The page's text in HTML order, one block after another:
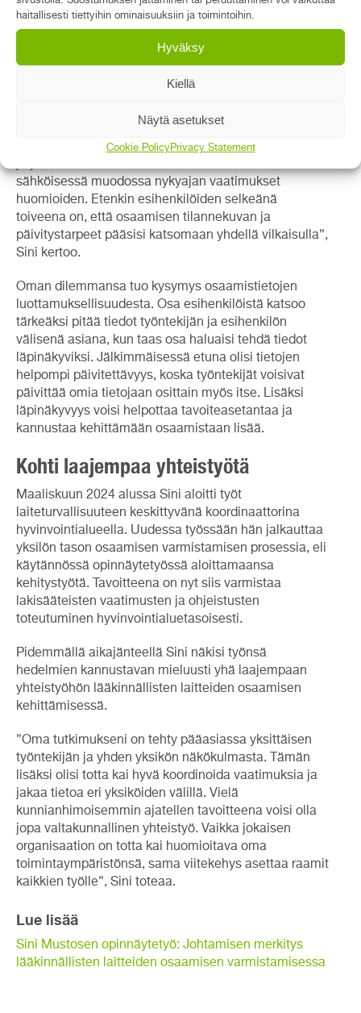
haitallisesti tiettyihin ominaisuuksiin ja toimintoihin.
Hyväksy
Kiellä
Näytä asetukset
Cookie PolicyPrivacy Statement
laitevalmistajien ja oman organisaation koulutukset,
verkkokurssit, kehityskeskustelut, vuosikellot, ohjatun
perehdytyksen ja harjoittelun sekä näyttöpohjaisen
osaamisen varmistamisen. Suunnitelmallisen
prosessin lisäksi tutkimuksessa nousi esiin työn
järjestelmäratkaisulla.
”Konsensus oli, että osaamisen seurannan
sähköisessä muodossa nykyajan vaatimukset
huomioiden. Etenkin esihenkilöiden selkeänä
toiveena on, että osaamisen tilannekuvan ja
päivitystarpeet pääsisi katsomaan yhdellä vilkaisulla”,
Sini kertoo.
Oman dilemmansa tuo kysymys osaamistietojen
luottamuksellisuudesta. Osa esihenkilöistä katsoo
tärkeäksi pitää tiedot työntekijän ja esihenkilön
välisenä asiana, kun taas osa haluaisi tehdä tiedot
läpinäkyviksi. Jälkimmäisessä etuna olisi tietojen
helpompi päivitettävyys, koska työntekijät voisivat
päivittää omia tietojaan osittain myös itse. Lisäksi
läpinäkyvyys voisi helpottaa tavoiteasetantaa ja
kannustaa kehittämään osaamistaan lisää.
Kohti laajempaa yhteistyötä
Maaliskuun 2024 alussa Sini aloitti työt
laiteturvallisuuteen keskittyvänä koordinaattorina
hyvinvointialueella. Uudessa työssään hän jalkauttaa
yksilön tason osaamisen varmistamisen prosessia, eli
käytännössä opinnäytetyössä aloittamaansa
kehitystyötä. Tavoitteena on nyt siis varmistaa
lakisääteisten vaatimusten ja ohjeistusten
toteutuminen hyvinvointialuetasoisesti.
Pidemmällä aikajänteellä Sini näkisi työnsä
hedelmien kannustavan mieluusti yhä laajempaan
yhteistyöhön lääkinnällisten laitteiden osaamisen
kehittämisessä.
”Oma tutkimukseni on tehty pääasiassa yksittäisen
työntekijän ja yhden yksikön näkökulmasta. Tämän
lisäksi olisi totta kai hyvä koordinoida vaatimuksia ja
jakaa tietoa eri yksiköiden välillä. Vielä
kunnianhimoisemmin ajatellen tavoitteena voisi olla
jopa valtakunnallinen yhteistyö. Vaikka jokaisen
organisaation on totta kai huomioitava oma
toimintaympäristönsä, sama viitekehys asettaa raamit
kaikkien työlle”, Sini toteaa.
Lue lisää
Sini Mustosen opinnäytetyö: Johtamisen merkitys
lääkinnällisten laitteiden osaamisen varmistamisessa